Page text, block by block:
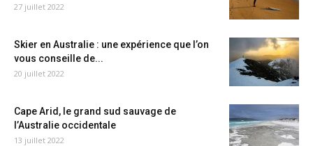
27 juillet 2022
Skier en Australie : une expérience que l’on
vous conseille de...
20 juillet 2022
Cape Arid, le grand sud sauvage de
l’Australie occidentale
13 juillet 2022